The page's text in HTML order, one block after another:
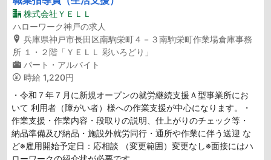
株式会社ＹＥＬＬ
ハローワーク神戸の求人
兵庫県神戸市長田区南駒栄町４－３南駒栄町作業場倉庫事務
所 １・２階「ＹＥＬＬ 彩いろどり」
パート・アルバイト
時給 1,220円
・令和７年７月に新規オープンの就労継続支援Ａ型事業所にお
いて 利用者（障がい者）様への作業支援が中心になります。・
作業支援・作業内容・段取りの説明、仕上がりのチェック等・
納品準備及び納品・施設外就労同行・通所や作業に伴う送迎 な
ど※雇用開始予定日：応相談 （変更範囲）変更なし※面接にはハ